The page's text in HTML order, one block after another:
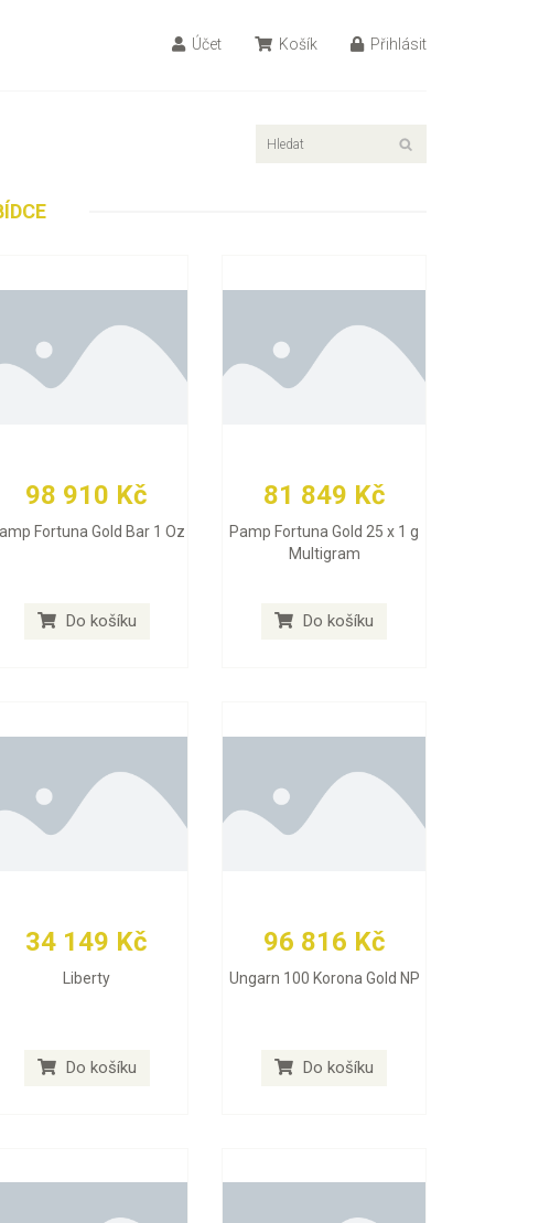
Účet Košík Přihlásit
98 910 Kč
Fortuna Gold Bar 1 Oz
Do košíku
81 849 Kč
Pamp Fortuna Gold 25 x 1 g
Multigram
Do košíku
34 149 Kč
Liberty
Do košíku
96 816 Kč
Ungarn 100 Korona Gold NP
Do košíku